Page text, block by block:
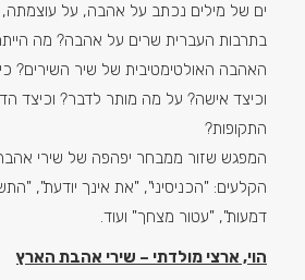
ים של מילים נכתב על אהבה, על עוצמתה,
בתרבות העברית שרים על אהבה? מה
האהבה האולטימטיבית של שיר השירים?
וכיצד אישה? על מה מותר לדבר? וכיצד
התקופות?
המפגש שזור ממבחר יפהפה של שירי אהבה
הקלעים: "הכניסיני", "את אינך יודעת",
דמעות", "עטור מצחך" ועוד.
הוי, ארצי מולדתי – שירי אהבת הארץ